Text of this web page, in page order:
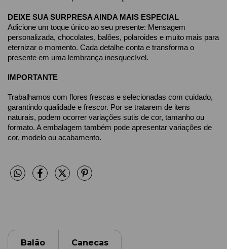
DEIXE SUA SURPRESA AINDA MAIS ESPECIAL
Adicione um toque único ao seu presente: Mensagem
personalizada, chocolates, balões, polaroides e muito mais para
eternizar o momento. Cada detalhe conta e transforma o
presente em uma lembrança inesquecível.
IMPORTANTE
Trabalhamos com flores frescas e selecionadas com cuidado,
garantindo qualidade e frescor. Por se tratarem de itens
naturais, podem ocorrer variações sutis de cor, tamanho ou
formato. A embalagem também pode apresentar variações de
cor, modelo ou acabamento.
Balão Canecas